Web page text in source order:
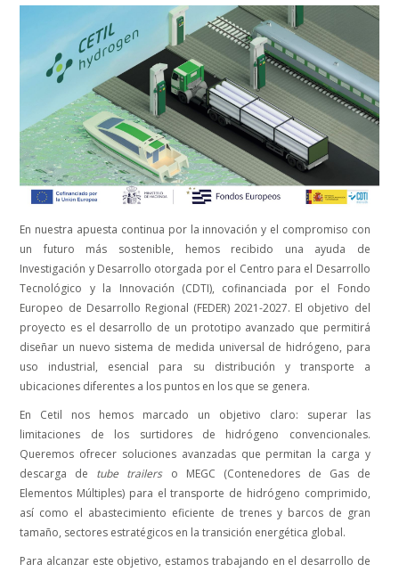
En nuestra apuesta continua por la innovación y el compromiso con
un futuro más sostenible, hemos recibido una ayuda de
Investigación y Desarrollo otorgada por el Centro para el Desarrollo
Tecnológico y la Innovación (CDTI), cofinanciada por el Fondo
Europeo de Desarrollo Regional (FEDER) 2021-2027. El objetivo del
proyecto es el desarrollo de un prototipo avanzado que permitirá
diseñar un nuevo sistema de medida universal de hidrógeno, para
uso industrial, esencial para su distribución y transporte a
ubicaciones diferentes a los puntos en los que se genera.
En Cetil nos hemos marcado un objetivo claro: superar las
limitaciones de los surtidores de hidrógeno convencionales.
Queremos ofrecer soluciones avanzadas que permitan la carga y
descarga de tube trailerso MEGC (Contenedores de Gas de
Elementos Múltiples) para el transporte de hidrógeno comprimido,
así como el abastecimiento eficiente de trenes y barcos de gran
tamaño, sectores estratégicos en la transición energética global.
Para alcanzar este objetivo, estamos trabajando en el desarrollo de